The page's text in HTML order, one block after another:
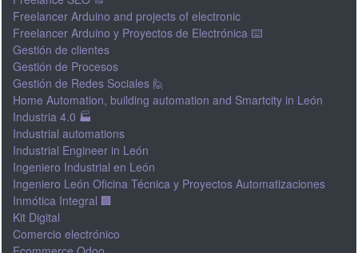
Freelancer Arduino and projects of electronic
Freelancer Arduino y Proyectos de Electrónica ⌨️
Gestión de clientes
Gestión de Procesos
Gestión de Redes Sociales 🙋
Home Automation, building automation and Smartcity in León
Industria 4.0 🏭
Industrial automations
Industrial Engineer in León
Ingeniero Industrial en León
Ingeniero León Oficina Técnica y Proyectos Automatizaciones
Inmótica Integral 🏢
Kit Digital
Comercio electrónico